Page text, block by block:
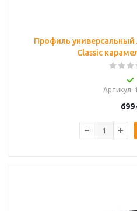
Профиль универсальный
Classic
Артикул:
699